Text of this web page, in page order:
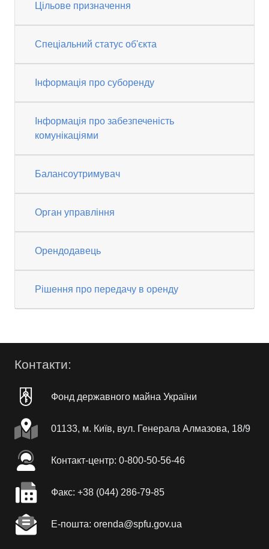
Цільове призначення
Спеціальний статус об'єкта
Інформація про суборенду
Інформація про забезпеченість
комунікаціями
Балансоутримувач
Орган управління
Орендодавець
Рішення про передачу в оренду
Контакти:
Фонд державного майна України
01133, м. Київ, вул. Генерала Алмазова, 18/9
Контакт-центр: 0-800-50-56-46
Факc: +38 (044) 286-79-85
Е-пошта: orenda@spfu.gov.ua